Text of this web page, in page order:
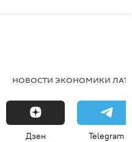
НОВОСТИ ЭКОНОМИКИ
Дзен Telegram